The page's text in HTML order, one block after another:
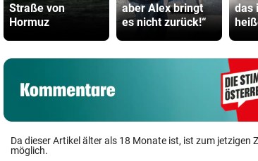
Straße von
Hormuz
aber Alex bringt
es nicht zurück!“
das
Da dieser Artikel älter als 18 Monate ist, ist zum jetzigen
möglich.